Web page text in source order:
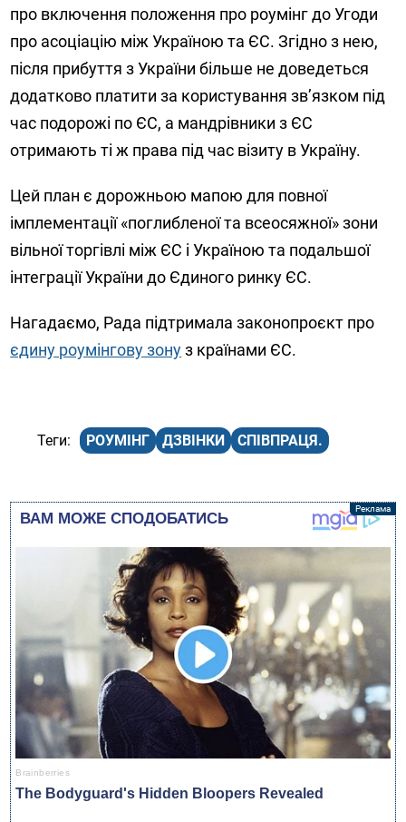
про включення положення про роумінг до Угоди
про асоціацію між Україною та ЄС. Згідно з нею,
після прибуття з України більше не доведеться
додатково платити за користування зв’язком під
час подорожі по ЄС, а мандрівники з ЄС
отримають ті ж права під час візиту в Україну.
Цей план є дорожньою мапою для повної
імплементації «поглибленої та всеосяжної» зони
вільної торгівлі між ЄС і Україною та подальшої
інтеграції України до Єдиного ринку ЄС.
Нагадаємо, Рада підтримала законопроєкт про
єдину роумінгову зонуз країнами ЄС.
РОУМІНГ ДЗВІНКИ СПІВПРАЦЯ.